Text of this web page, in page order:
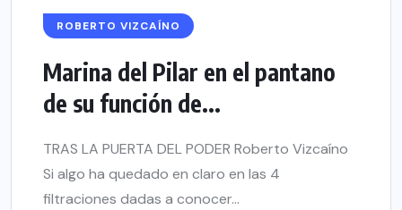
ROBERTO VIZCAÍNO
Marina del Pilar en el pantano
de su función de...
TRAS LA PUERTA DEL PODER Roberto Vizcaíno
Si algo ha quedado en claro en las 4
filtraciones dadas a conocer...